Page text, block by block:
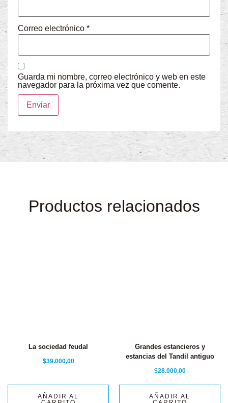
Correo electrónico *
Guarda mi nombre, correo electrónico y web en este
navegador para la próxima vez que comente.
Productos relacionados
La sociedad feudal
$39.000,00
AÑADIR AL
Grandes estancieros y
estancias del Tandil antiguo
$28.000,00
AÑADIR AL